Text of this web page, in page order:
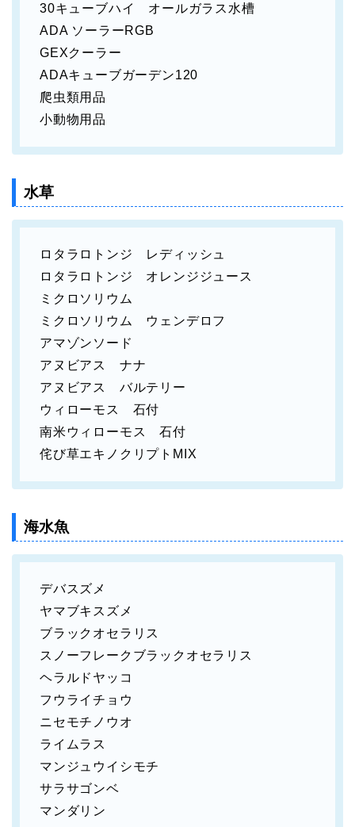
30キューブハイ オールガラス水槽
ADA ソーラーRGB
GEXクーラー
ADAキューブガーデン120
爬虫類用品
小動物用品
水草
ロタラロトンジ レディッシュ
ロタラロトンジ オレンジジュース
ミクロソリウム
ミクロソリウム ウェンデロフ
アマゾンソード
アヌビアス ナナ
アヌビアス バルテリー
ウィローモス 石付
南米ウィローモス 石付
侘び草エキノクリプトMIX
海水魚
デバスズメ
ヤマブキスズメ
ブラックオセラリス
スノーフレークブラックオセラリス
ヘラルドヤッコ
フウライチョウ
ニセモチノウオ
ライムラス
マンジュウイシモチ
サラサゴンベ
マンダリン